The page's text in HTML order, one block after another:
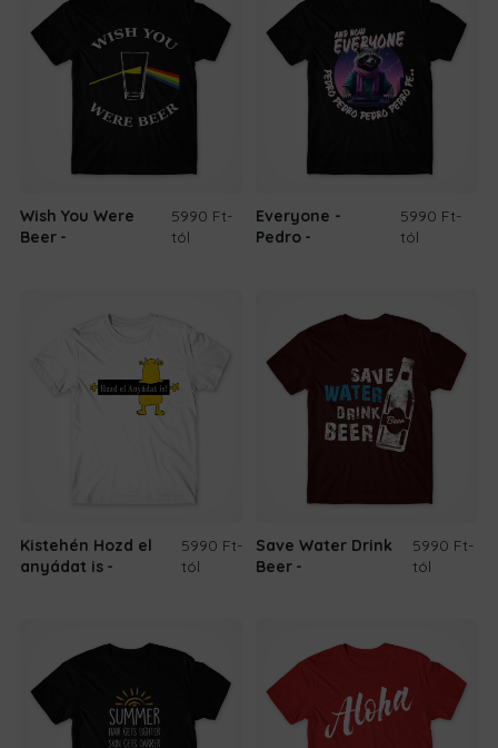
Wish You Were
Beer
5990 Ft-
tól
Everyone -
Pedro
5990 Ft-
tól
Kistehén Hozd el
anyádat is
5990 Ft-
tól
Save Water Drink
Beer
5990 Ft-
tól